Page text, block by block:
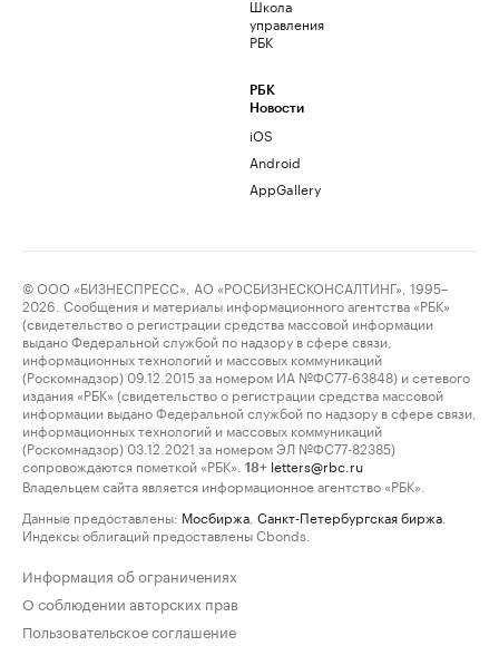
Школа
управления
РБК
РБК
Новости
iOS
Android
AppGallery
© ООО «БИЗНЕСПРЕСС», АО «РОСБИЗНЕСКОНСАЛТИНГ», 1995–
2026. Сообщения и материалы информационного агентства «РБК»
(свидетельство о регистрации средства массовой информации
выдано Федеральной службой по надзору в сфере связи,
информационных технологий и массовых коммуникаций
(Роскомнадзор) 09.12.2015 за номером ИА №ФС77-63848) и сетевого
издания «РБК» (свидетельство о регистрации средства массовой
информации выдано Федеральной службой по надзору в сфере связи,
информационных технологий и массовых коммуникаций
(Роскомнадзор) 03.12.2021 за номером ЭЛ №ФС77-82385)
сопровождаются пометкой «РБК».
18+ letters@rbc.ru
Владельцем сайта является информационное агентство «РБК».
Данные предоставлены: Мосбиржа Санкт-Петербургская биржа
Индексы облигаций предоставлены Cbonds.
Информация об ограничениях
О соблюдении авторских прав
Пользовательское соглашение